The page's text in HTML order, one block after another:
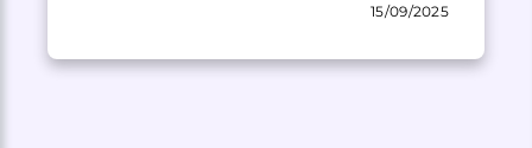
15/09/2025